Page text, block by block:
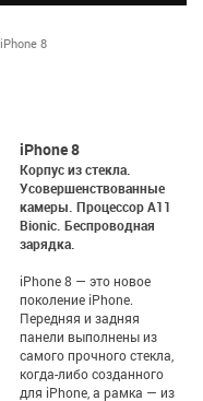
iPhone 8
iPhone 8
Корпус из стекла.
Усовершенствованные
камеры. Процессор A11
Bionic. Беспроводная
зарядка.
iPhone 8 — это новое
поколение iPhone.
Передняя и задняя
панели выполнены из
самого прочного стекла,
когда-либо созданного
для iPhone, а рамка — из